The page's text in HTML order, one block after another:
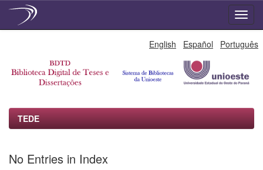
English Español Português
TEDE
No Entries in Index